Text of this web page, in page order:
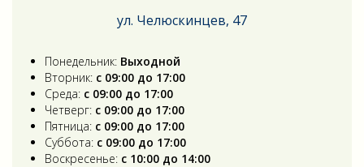
ул. Челюскинцев, 47
Понедельник: Выходной
Вторник: с 09:00 до 17:00
Среда: с 09:00 до 17:00
Четверг: с 09:00 до 17:00
Пятница: с 09:00 до 17:00
Суббота: с 09:00 до 17:00
Воскресенье: с 10:00 до 14:00